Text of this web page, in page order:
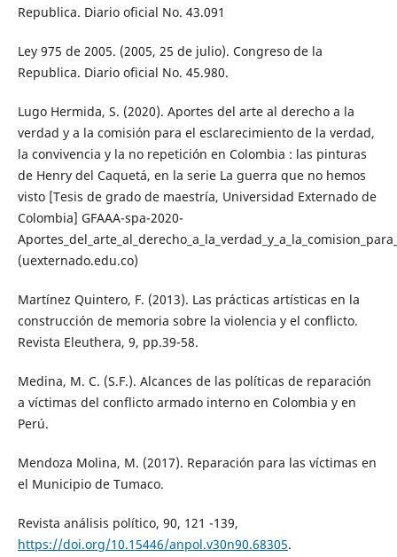
Republica. Diario oficial No. 43.091
Ley 975 de 2005. (2005, 25 de julio). Congreso de la
Republica. Diario oficial No. 45.980.
Lugo Hermida, S. (2020). Aportes del arte al derecho a la
verdad y a la comisión para el esclarecimiento de la verdad,
la convivencia y la no repetición en Colombia : las pinturas
de Henry del Caquetá, en la serie La guerra que no hemos
visto [Tesis de grado de maestría, Universidad Externado de
Colombia] GFAAA-spa-2020-
(uexternado.edu.co)
Martínez Quintero, F. (2013). Las prácticas artísticas en la
construcción de memoria sobre la violencia y el conflicto.
Revista Eleuthera, 9, pp.39-58.
Medina, M. C. (S.F.). Alcances de las políticas de reparación
a víctimas del conflicto armado interno en Colombia y en
Perú.
Mendoza Molina, M. (2017). Reparación para las víctimas en
el Municipio de Tumaco.
Revista análisis político, 90, 121 -139,
https://doi.org/10.15446/anpol.v30n90.68305.